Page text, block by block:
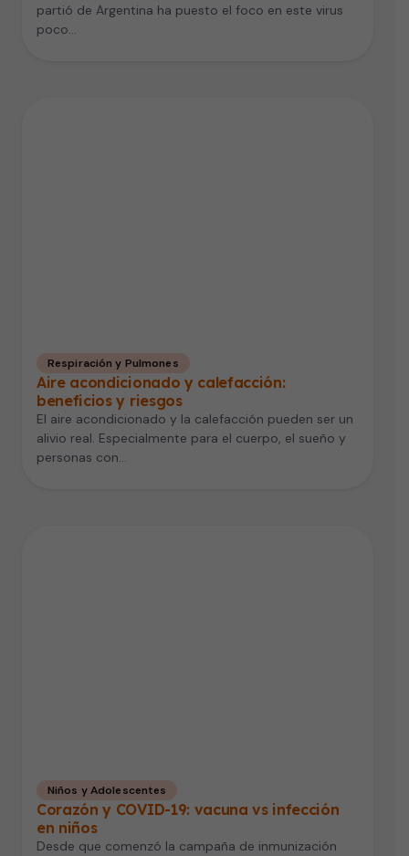
partió de Argentina ha puesto el foco en este virus
poco…
Respiración y Pulmones
Aire acondicionado y calefacción:
beneficios y riesgos
El aire acondicionado y la calefacción pueden ser un
alivio real. Especialmente para el cuerpo, el sueño y
personas con…
Niños y Adolescentes
Corazón y COVID-19: vacuna vs infección
en niños
Desde que comenzó la campaña de inmunización